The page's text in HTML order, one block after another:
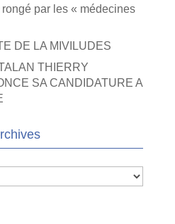
par les « médecines
DE LA MIVILUDES
THIERRY
SA CANDIDATURE A